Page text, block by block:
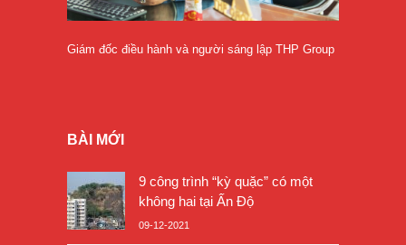
Giám đốc điều hành và người sáng lập THP Group
BÀI MỚI
9 công trình “kỳ quặc” có một
không hai tại Ấn Độ
09-12-2021